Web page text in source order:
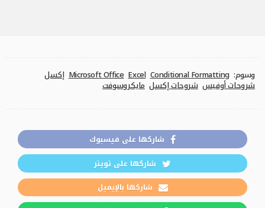
وسوم: Conditional Formatting
Excel
Microsoft Office إكسل
شروحات أوفيس شروحات إكسل مايكروسوفت
شاركها على فيسبوك
شاركها على تويتر
شاركها بالإيميل